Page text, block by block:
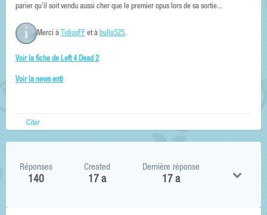
parier qu'il soit vendu aussi cher que le premier opus lors de sa sortie...
Merci à TidiusFF et à bullo525.
Voir la fiche de Left 4 Dead 2
Voir la news enti
Citer
Réponses
140
Created
17 a
Dernière réponse
17 a